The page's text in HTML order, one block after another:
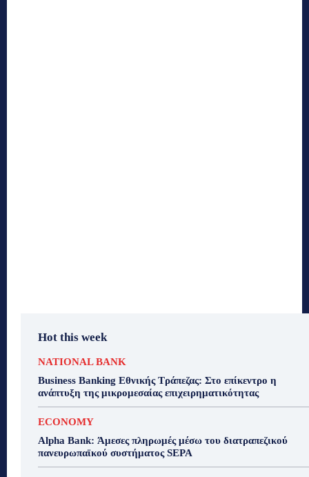
Hot this week
NATIONAL BANK
Business Banking Εθνικής Τράπεζας: Στο επίκεντρο η
ανάπτυξη της μικρομεσαίας επιχειρηματικότητας
ECONOMY
Alpha Bank: Άμεσες πληρωμές μέσω του διατραπεζικού
πανευρωπαϊκού συστήματος SEPA